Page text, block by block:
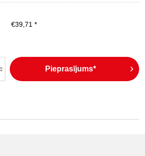
€39,71 *
Pieprasījums*